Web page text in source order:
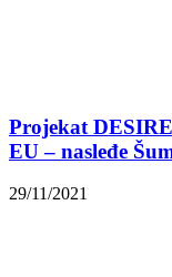
Projekat
EU – nasleđe
29/11/2021